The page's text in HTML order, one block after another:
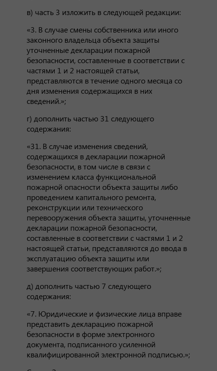
в) часть 3 изложить в следующей редакции:
«3. В случае смены собственника или иного
законного владельца объекта защиты
уточненные декларации пожарной
безопасности, составленные в соответствии с
частями 1 и 2 настоящей статьи,
представляются в течение одного месяца со
дня изменения содержащихся в них
сведений.»;
г) дополнить частью 31 следующего
содержания:
«31. В случае изменения сведений,
содержащихся в декларации пожарной
безопасности, в том числе в связи с
изменением класса функциональной
пожарной опасности объекта защиты либо
проведением капитального ремонта,
реконструкции или технического
перевооружения объекта защиты, уточненные
декларации пожарной безопасности,
составленные в соответствии с частями 1 и 2
настоящей статьи, представляются до ввода в
эксплуатацию объекта защиты или
завершения соответствующих работ.»;
д) дополнить частью 7 следующего
содержания:
«7. Юридические и физические лица вправе
представить декларацию пожарной
безопасности в форме электронного
документа, подписанного усиленной
квалифицированной электронной подписью.»;